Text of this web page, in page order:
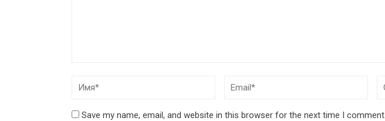
Save my name, email, and website in this browser for the next time I comment.